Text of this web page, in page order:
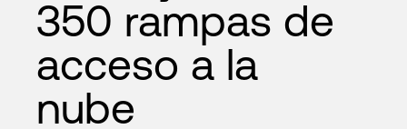
350 rampas de
acceso a la
nube